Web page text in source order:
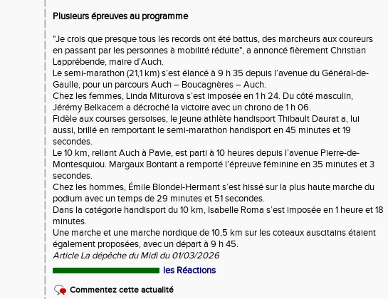
Plusieurs épreuves au programme
"Je crois que presque tous les records ont été battus, des marcheurs aux coureurs
en passant par les personnes à mobilité réduite", a annoncé fièrement Christian
Lapprébende, maire d’Auch.
Le semi-marathon (21,1 km) s’est élancé à 9 h 35 depuis l’avenue du Général-de-
Gaulle, pour un parcours Auch – Boucagnères – Auch.
Chez les femmes, Linda Miturova s’est imposée en 1 h 24. Du côté masculin,
Jérémy Belkacem a décroché la victoire avec un chrono de 1 h 06.
Fidèle aux courses gersoises, le jeune athlète handisport Thibault Daurat a, lui
aussi, brillé en remportant le semi-marathon handisport en 45 minutes et 19
secondes.
Le 10 km, reliant Auch à Pavie, est parti à 10 heures depuis l’avenue Pierre-de-
Montesquiou. Margaux Bontant a remporté l’épreuve féminine en 35 minutes et 3
secondes.
Chez les hommes, Émile Blondel-Hermant s’est hissé sur la plus haute marche du
podium avec un temps de 29 minutes et 51 secondes.
Dans la catégorie handisport du 10 km, Isabelle Roma s’est imposée en 1 heure et 18
minutes.
Une marche et une marche nordique de 10,5 km sur les coteaux auscitains étaient
également proposées, avec un départ à 9 h 45.
Article La dépêche du Midi du 01/03/2026
les Réactions
Commentez cette actualité